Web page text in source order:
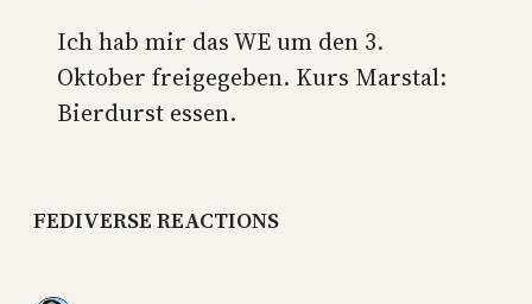
Ich hab mir das WE um den 3.
Oktober freigegeben. Kurs Marstal:
Bierdurst essen.
FEDIVERSE REACTIONS